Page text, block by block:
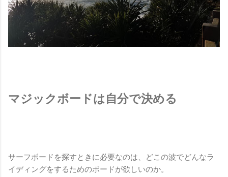
マジックボードは自分で決める
サーフボードを探すときに必要なのは、どこの波でどんなラ
イディングをするためのボードが欲しいのか。